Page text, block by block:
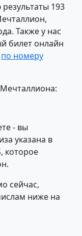
193
Также у нас
билет онлайн
по номеру
- вы
указана в
которое
сейчас,
ниже на